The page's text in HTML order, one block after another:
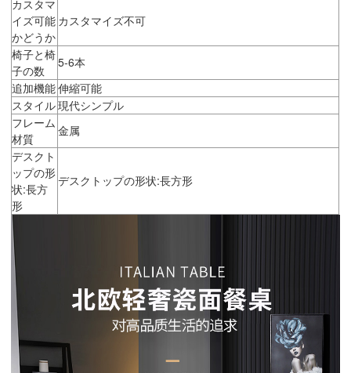
カスタマ
イズ可能
かどうか
カスタマイズ不可
椅子と椅
子の数
5-6本
追加機能伸縮可能
スタイル現代シンプル
フレーム
材質
金属
デスクト
ップの形
状:長方
形
デスクトップの形状:長方形